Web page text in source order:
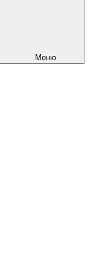
Меню